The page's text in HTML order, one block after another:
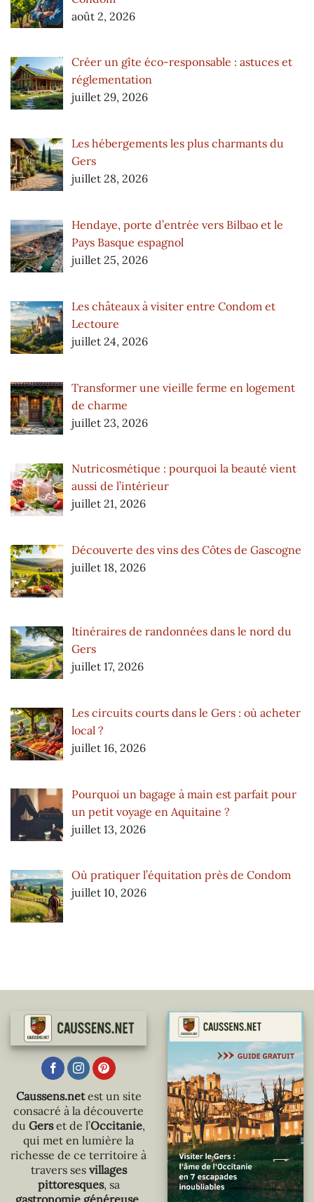
août 2, 2026
Créer un gîte éco-responsable : astuces et
réglementation
juillet 29, 2026
Les hébergements les plus charmants du
Gers
juillet 28, 2026
Hendaye, porte d’entrée vers Bilbao et le
Pays Basque espagnol
juillet 25, 2026
Les châteaux à visiter entre Condom et
Lectoure
juillet 24, 2026
Transformer une vieille ferme en logement
de charme
juillet 23, 2026
Nutricosmétique : pourquoi la beauté vient
aussi de l’intérieur
juillet 21, 2026
Découverte des vins des Côtes de Gascogne
juillet 18, 2026
Itinéraires de randonnées dans le nord du
Gers
juillet 17, 2026
Les circuits courts dans le Gers : où acheter
local ?
juillet 16, 2026
Pourquoi un bagage à main est parfait pour
un petit voyage en Aquitaine ?
juillet 13, 2026
Où pratiquer l’équitation près de Condom
juillet 10, 2026
Caussens.netest un site
consacré à la découverte
du Gerset de l’Occitanie,
qui met en lumière la
richesse de ce territoire à
travers ses villages
pittoresques, sa
gastronomie généreuse